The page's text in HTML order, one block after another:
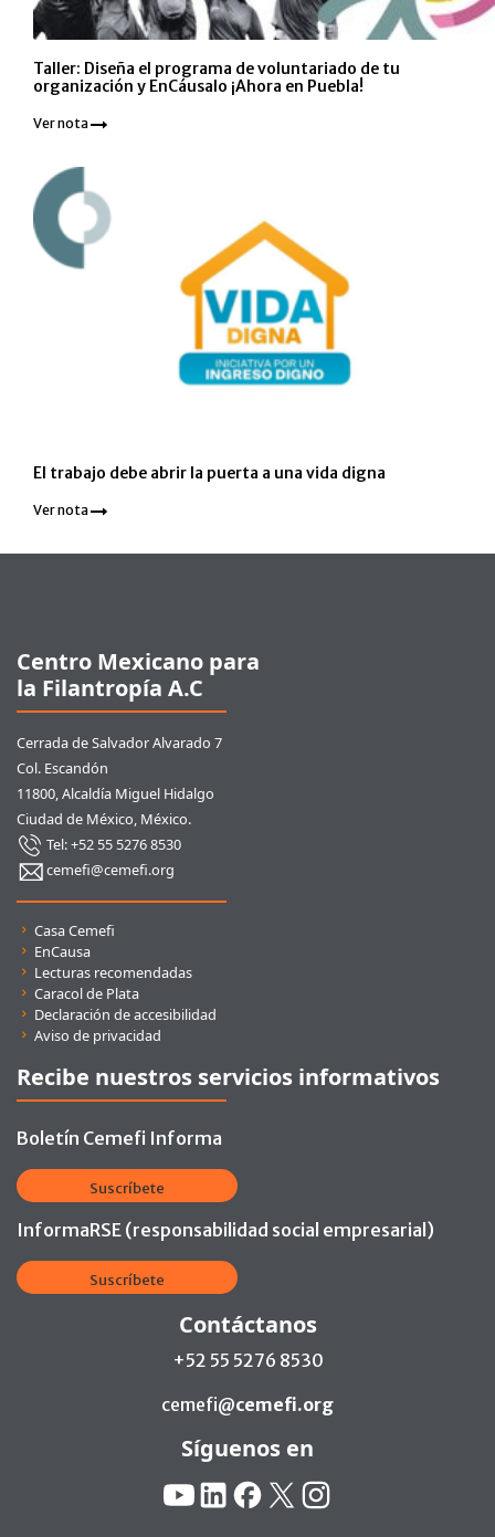
Taller: Diseña el programa de voluntariado de tu
organización y EnCáusalo ¡Ahora en Puebla!
Ver nota
El trabajo debe abrir la puerta a una vida digna
Ver nota
Centro Mexicano para
la Filantropía A.C
Cerrada de Salvador Alvarado 7
Col. Escandón
11800, Alcaldía Miguel Hidalgo
Ciudad de México, México.
Tel: +52 55 5276 8530
cemefi@cemefi.org
Enlaces rápidos
Casa Cemefi
EnCausa
Lecturas recomendadas
Caracol de Plata
Declaración de accesibilidad
Aviso de privacidad
Recibe nuestros servicios informativos
Boletín Cemefi Informa
Suscríbete
InformaRSE (responsabilidad social empresarial)
Suscríbete
Contáctanos
+52 55 5276 8530
cemefi@cemefi.org
Síguenos en
YouTube
LinkedinFacebook
X Instagram